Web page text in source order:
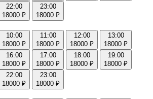
22:00
18000 ₽
23:00
18000 ₽
10:00
18000 ₽
11:00
18000 ₽
12:00
18000 ₽
13:00
18000 ₽
16:00
18000 ₽
17:00
18000 ₽
18:00
18000 ₽
19:00
18000 ₽
22:00
18000 ₽
23:00
18000 ₽